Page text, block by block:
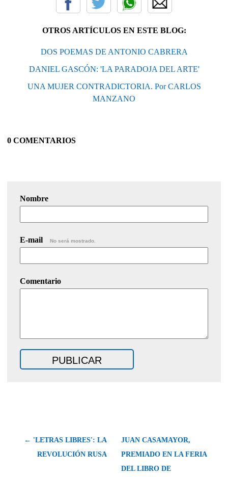
OTROS ARTÍCULOS EN ESTE BLOG:
DOS POEMAS DE ANTONIO CABRERA
DANIEL GASCÓN: 'LA PARADOJA DEL ARTE'
UNA MUJER CONTRADICTORIA. Por CARLOS
MANZANO
0 COMENTARIOS
Nombre
E-mail No será mostrado.
Comentario
← 'LETRAS LIBRES': LA
REVOLUCIÓN RUSA
JUAN CASAMAYOR,
PREMIADO EN LA FERIA
DEL LIBRO DE